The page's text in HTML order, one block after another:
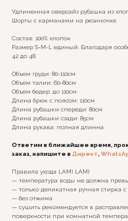
Удлиненная оверсайз рубашка из
Шорты с карманами на резиночке.
Состав: 100% хлопок
Размер S-M-L единый. Благодаря
42 до 48.
Объем груди: 80-110см
Объем талии: 60-80см
Объем бедер: до 110см
Длина брюк с поясом: 110см
Длина рубашки спереди: 80см
Длина рубашки сзади: 85см
Длина рукава: полная длинна
Ответим в ближайшее время,
заказ, напишите в Директ
Правила ухода LAMI LAMI
— температура воды не должна
— только деликатная ручная стирка
— без отжима
— сушить рекомендуется в
поверхности при комнатной